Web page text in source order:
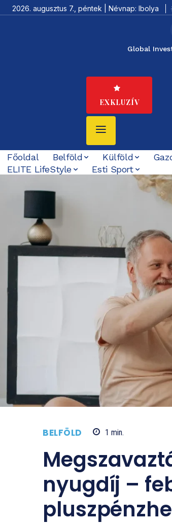
2026. augusztus 7., péntek | Névnap: Ibolya
Global
EXKLUZÍV
Főoldal Belföld Külföld
ELITE LifeStyle
Esti Sport
BELFÖLD 1 min.
nyugdíj –